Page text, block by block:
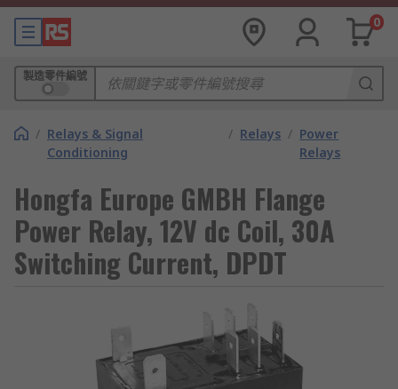
0
製造零件編號
/ Relays & Signal
Conditioning
/ Relays / Power
Relays
Hongfa Europe GMBH Flange
Power Relay, 12V dc Coil, 30A
Switching Current, DPDT